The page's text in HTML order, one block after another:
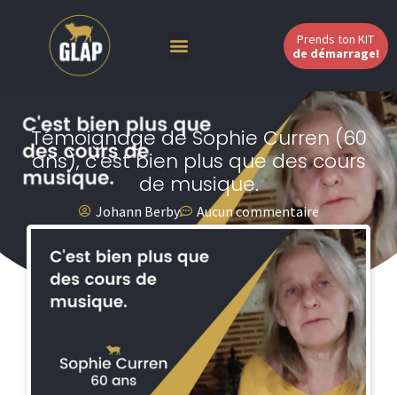
Prends ton KIT
de démarrage!
Témoignage de Sophie Curren (60
ans), c’est bien plus que des cours
de musique.
Johann Berby Aucun commentaire